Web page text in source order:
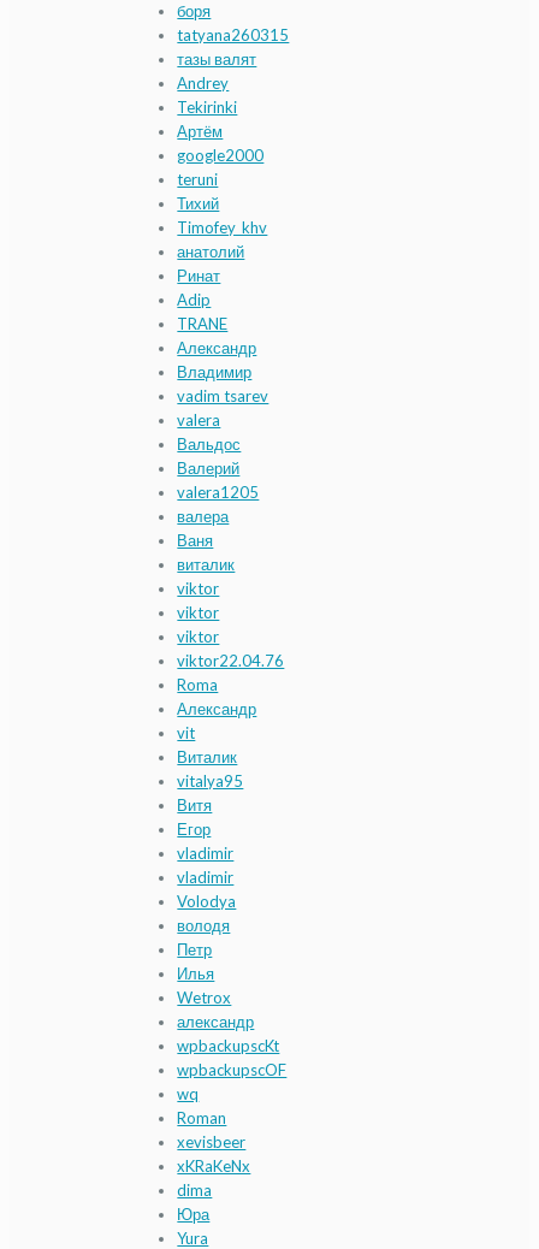
боря
tatyana260315
тазы валят
Andrey
Tekirinki
Артём
google2000
teruni
Тихий
Timofey_khv
анатолий
Ринат
Adip
TRANE
Александр
Владимир
vadim tsarev
valera
Вальдос
Валерий
valera1205
валера
Ваня
виталик
viktor
viktor
viktor
viktor22.04.76
Roma
Александр
vit
Виталик
vitalya95
Витя
Егор
vladimir
vladimir
Volodya
володя
Петр
Илья
Wetrox
александр
wpbackupscKt
wpbackupscOF
wq
Roman
xevisbeer
xKRaKeNx
dima
Юра
Yura